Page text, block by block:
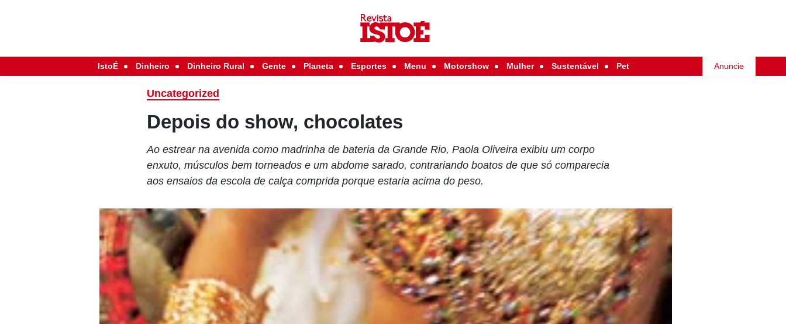
IstoÉ Dinheiro Dinheiro Rural Gente Planeta Esportes Menu Motorshow Mulher Sustentável Pet Anuncie
Uncategorized
Depois do show, chocolates
Ao estrear na avenida como madrinha de bateria da Grande Rio, Paola Oliveira exibiu um corpo
enxuto, músculos bem torneados e um abdome sarado, contrariando boatos de que só comparecia
aos ensaios da escola de calça comprida porque estaria acima do peso.